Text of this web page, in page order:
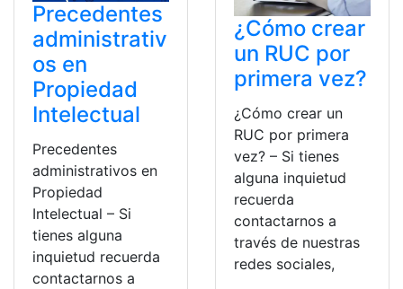
Precedentes
administrativ
os en
Propiedad
Intelectual
Precedentes
administrativos en
Propiedad
Intelectual – Si
tienes alguna
inquietud recuerda
contactarnos a
¿Cómo crear
un RUC por
primera vez?
¿Cómo crear un
RUC por primera
vez? – Si tienes
alguna inquietud
recuerda
contactarnos a
través de nuestras
redes sociales,